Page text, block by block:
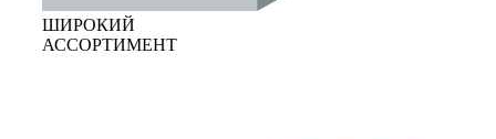
ШИРОКИЙ
АССОРТИМЕНТ